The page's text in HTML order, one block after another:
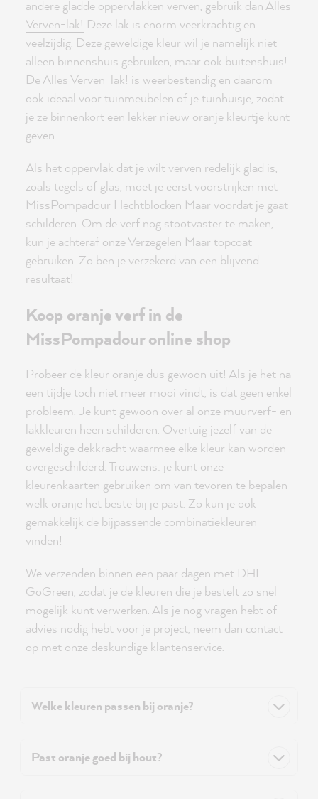
andere gladde oppervlakken verven, gebruik danAlles
Verven-lak! Deze lak is enorm veerkrachtig en
veelzijdig. Deze geweldige kleur wil je namelijk niet
alleen binnenshuis gebruiken, maar ook buitenshuis!
De Alles Verven-lak! is weerbestendig en daarom
ook ideaal voor tuinmeubelen of je tuinhuisje, zodat
je ze binnenkort een lekker nieuw oranje kleurtje kunt
geven.
Als het oppervlak dat je wilt verven redelijk glad is,
zoals tegels of glas, moet je eerst voorstrijken met
MissPompadour Hechtblocken Maar voordat je gaat
schilderen. Om de verf nog stootvaster te maken,
kun je achteraf onzeVerzegelen Maar topcoat
gebruiken. Zo ben je verzekerd van een blijvend
resultaat!
Koop oranje verf in de
MissPompadour online shop
Probeer de kleur oranje dus gewoon uit! Als je het na
een tijdje toch niet meer mooi vindt, is dat geen enkel
probleem. Je kunt gewoon over al onze muurverf- en
lakkleuren heen schilderen. Overtuig jezelf van de
geweldige dekkracht waarmee elke kleur kan worden
overgeschilderd. Trouwens: je kunt onze
kleurenkaarten gebruiken om van tevoren te bepalen
welk oranje het beste bij je past. Zo kun je ook
gemakkelijk de bijpassende combinatiekleuren
vinden!
We verzenden binnen een paar dagen met DHL
GoGreen, zodat je de kleuren die je bestelt zo snel
mogelijk kunt verwerken. Als je nog vragen hebt of
advies nodig hebt voor je project, neem dan contact
op met onze deskundige klantenservice.
Welke kleuren passen bij oranje?
Past oranje goed bij hout?